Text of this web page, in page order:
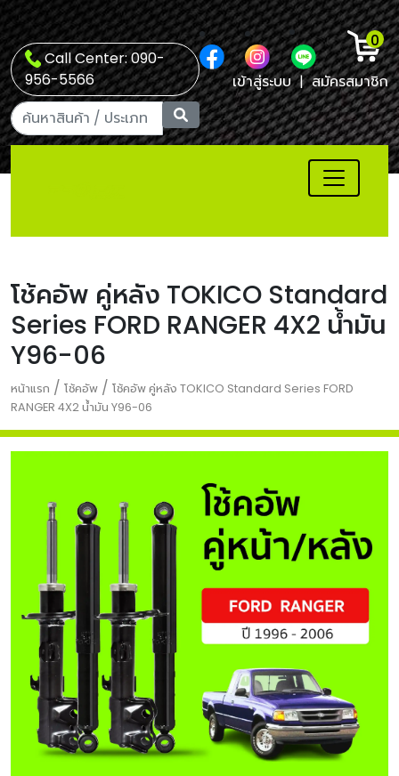
Call Center: 090-
956-5566
0
เข้าสู่ระบบ | สมัครสมาชิก
โช้คอัพ คู่หลัง TOKICO Standard
Series FORD RANGER 4X2 น้ำมัน
Y96-06
หน้าแรก / โช้คอัพ / โช้คอัพ คู่หลัง TOKICO Standard Series FORD
RANGER 4X2 น้ำมัน Y96-06